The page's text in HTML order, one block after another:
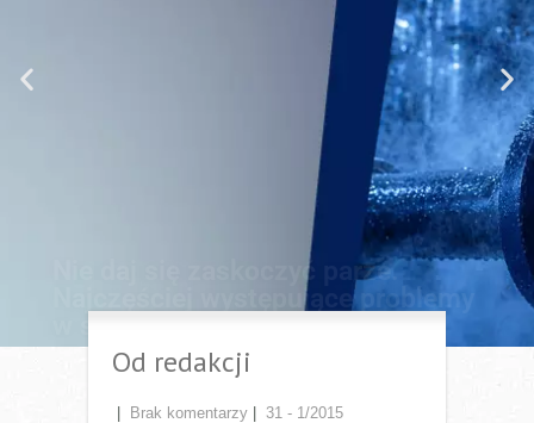
Instalacje parowe i kondensatu to zazwyczaj złożony
układ składający się z setek metrów rurociągów i
odbiorników ciepła, w których zachodzą procesy
wymiany ciepła. Elementem łączącym dwa światy, tj.
świat pary i kondensatu, jest odwadniacz. To on, obok
zaworów odcinających, jest najczęściej występującym
Przejdź do artykułu
Od redakcji
Brak komentarzy 31 - 1/2015